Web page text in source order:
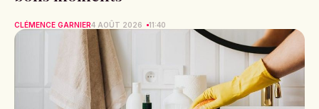
CLÉMENCE GARNIER4 AOÛT 2026 11:40